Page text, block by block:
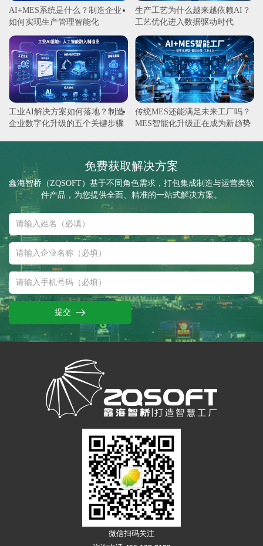
AI+MES系统是什么？制造企业
如何实现生产管理智能化
生产工艺为什么越来越依赖AI？
工艺优化进入数据驱动时代
工业AI解决方案如何落地？制造
企业数字化升级的五个关键步骤
传统MES还能满足未来工厂吗？
MES智能化升级正在成为新趋势
免费获取解决方案
鑫海智桥（ZQSOFT）基于不同角色需求，打包集成制造与运营类软
件产品，为您提供全面、精准的一站式解决方案。
提交
微信扫码关注